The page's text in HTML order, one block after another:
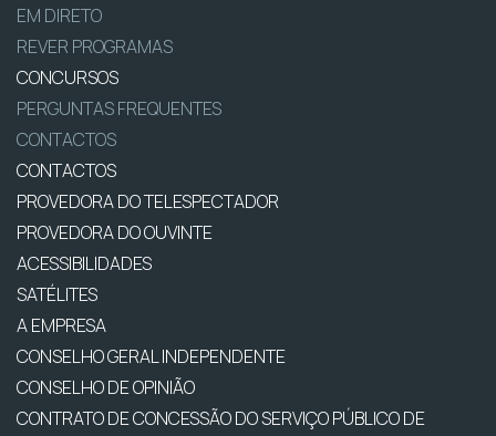
EM DIRETO
REVER PROGRAMAS
CONCURSOS
PERGUNTAS FREQUENTES
CONTACTOS
CONTACTOS
PROVEDORA DO TELESPECTADOR
PROVEDORA DO OUVINTE
ACESSIBILIDADES
SATÉLITES
A EMPRESA
CONSELHO GERAL INDEPENDENTE
CONSELHO DE OPINIÃO
CONTRATO DE CONCESSÃO DO SERVIÇO PÚBLICO DE